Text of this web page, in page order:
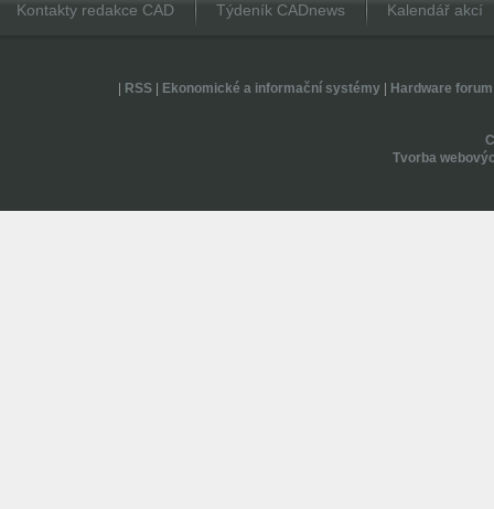
Kontakty redakce CAD Týdeník CADnews Kalendář akcí
RSS| Ekonomické a informační systémy| Hardware forum
Tvorba